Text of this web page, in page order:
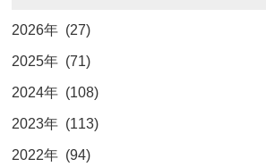
2026年 (27)
2025年 (71)
2024年 (108)
2023年 (113)
2022年 (94)